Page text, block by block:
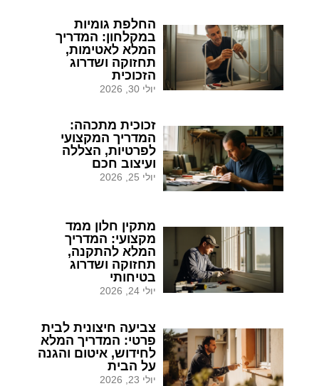
החלפת גומיות
במקלחון: המדריך
המלא לאטימות,
תחזוקה ושדרוג
הזכוכית
יולי 30, 2026
זכוכית מתכהה:
המדריך המקצועי
לפרטיות, הצללה
ועיצוב חכם
יולי 25, 2026
מתקין חלון ממד
מקצועי: המדריך
המלא להתקנה,
תחזוקה ושדרוג
בטיחותי
יולי 24, 2026
צביעה חיצונית לבית
פרטי: המדריך המלא
לחידוש, איטום והגנה
על הבית
יולי 23, 2026